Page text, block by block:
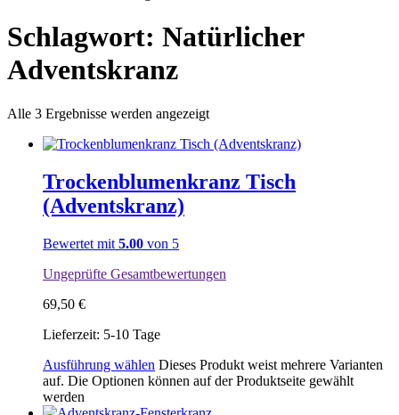
Schlagwort: Natürlicher
Adventskranz
Alle 3 Ergebnisse werden angezeigt
Trockenblumenkranz Tisch
(Adventskranz)
Bewertet mit 5.00 von 5
Ungeprüfte Gesamtbewertungen
69,50 €
Lieferzeit: 5-10 Tage
Ausführung wählen Dieses Produkt weist mehrere Varianten
auf. Die Optionen können auf der Produktseite gewählt
werden